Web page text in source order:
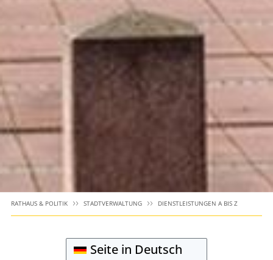
RATHAUS & POLITIK STADTVERWALTUNG DIENSTLEISTUNGEN A BIS Z
Seite in Deutsch